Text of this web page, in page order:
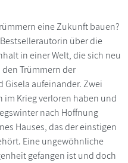
eine Zukunft bauen?
über die
in einer Welt, die sich neu
Trümmern der
Gisela aufeinander. Zwei
im Krieg verloren haben und
nach Hoffnung
Hauses, das der einstigen
Eine ungewöhnliche
gefangen ist und doch